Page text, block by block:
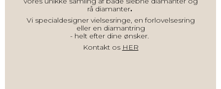
rå diamanter.
Vi specialdesigner vielsesringe, enforlovelsesring
eller en diamantring
- helt efter dine ønsker.
Kontakt os HER